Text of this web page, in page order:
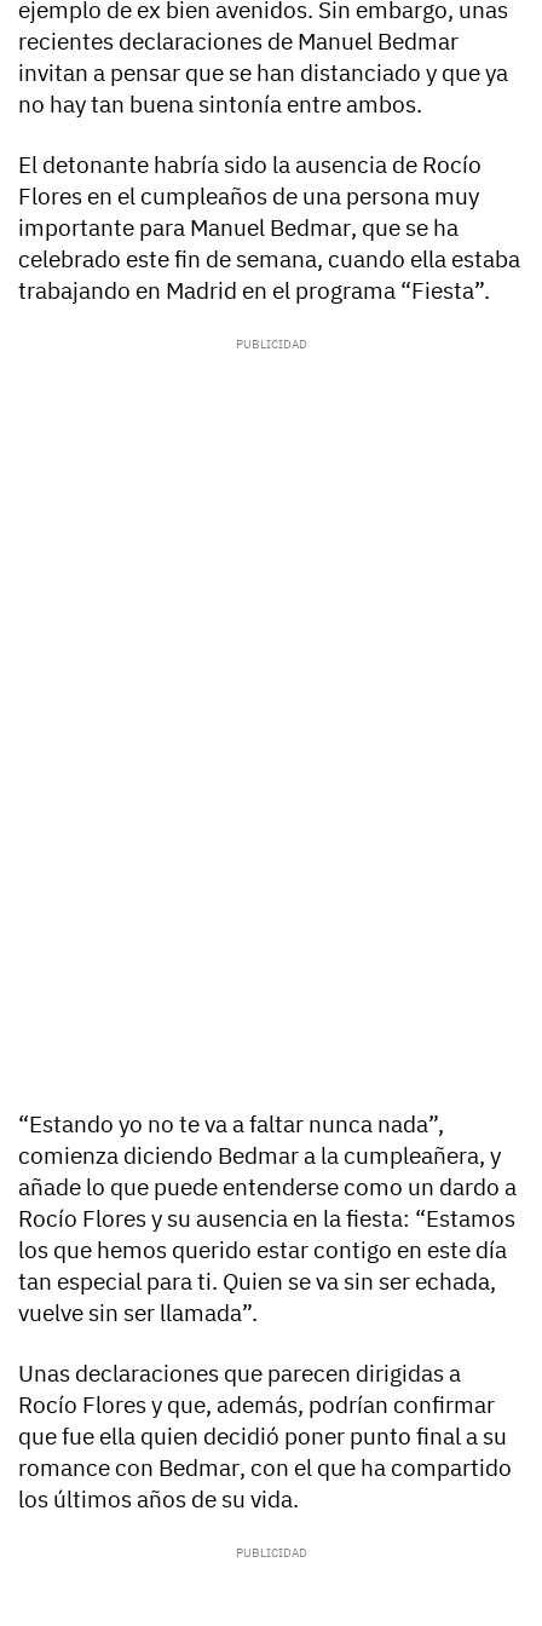
ejemplo de ex bien avenidos. Sin embargo, unas
recientes declaraciones de Manuel Bedmar
invitan a pensar que se han distanciado y que ya
no hay tan buena sintonía entre ambos.
El detonante habría sido la ausencia de Rocío
Flores en el cumpleaños de una persona muy
importante para Manuel Bedmar, que se ha
celebrado este fin de semana, cuando ella estaba
trabajando en Madrid en el programa “Fiesta”.
“Estando yo no te va a faltar nunca nada”,
comienza diciendo Bedmar a la cumpleañera, y
añade lo que puede entenderse como un dardo a
Rocío Flores y su ausencia en la fiesta: “Estamos
los que hemos querido estar contigo en este día
tan especial para ti. Quien se va sin ser echada,
vuelve sin ser llamada”.
Unas declaraciones que parecen dirigidas a
Rocío Flores y que, además, podrían confirmar
que fue ella quien decidió poner punto final a su
romance con Bedmar, con el que ha compartido
los últimos años de su vida.